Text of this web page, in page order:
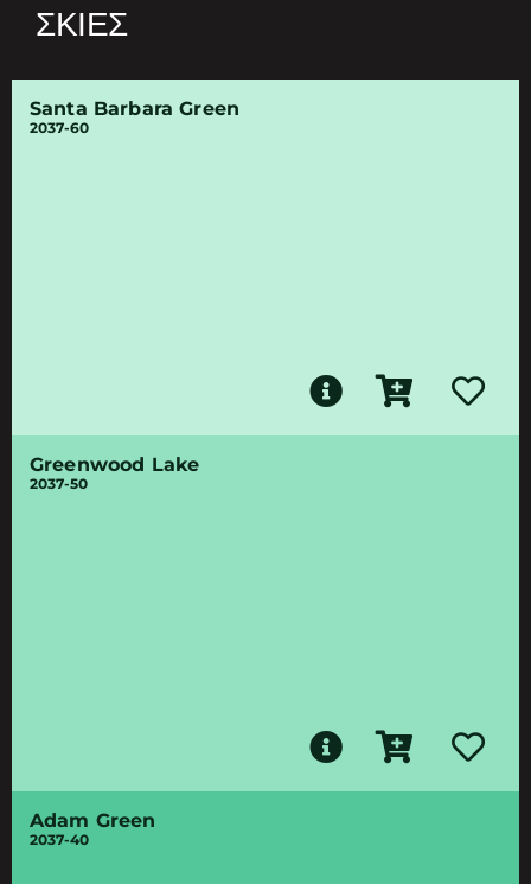
ΣΚΙΈΣ
Santa Barbara Green
2037-60
Greenwood Lake
2037-50
Adam Green
2037-40